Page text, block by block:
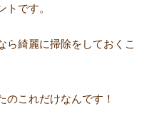
です。
ら綺麗に掃除をしておくこ
これだけなんです！